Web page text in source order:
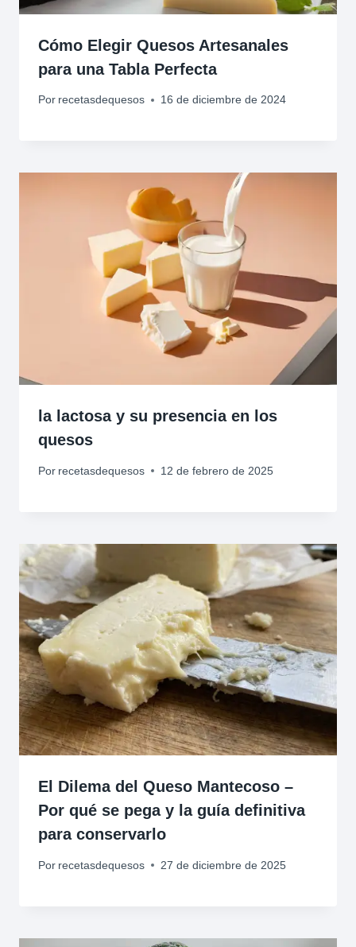
Cómo Elegir Quesos Artesanales
para una Tabla Perfecta
Por recetasdequesos 16 de diciembre de 2024
la lactosa y su presencia en los
quesos
Por recetasdequesos 12 de febrero de 2025
El Dilema del Queso Mantecoso –
Por qué se pega y la guía definitiva
para conservarlo
Por recetasdequesos 27 de diciembre de 2025